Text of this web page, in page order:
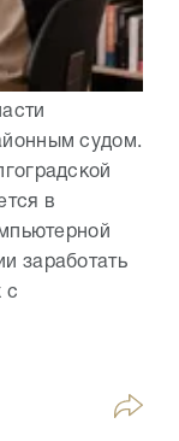
судом.
в
заработать
с